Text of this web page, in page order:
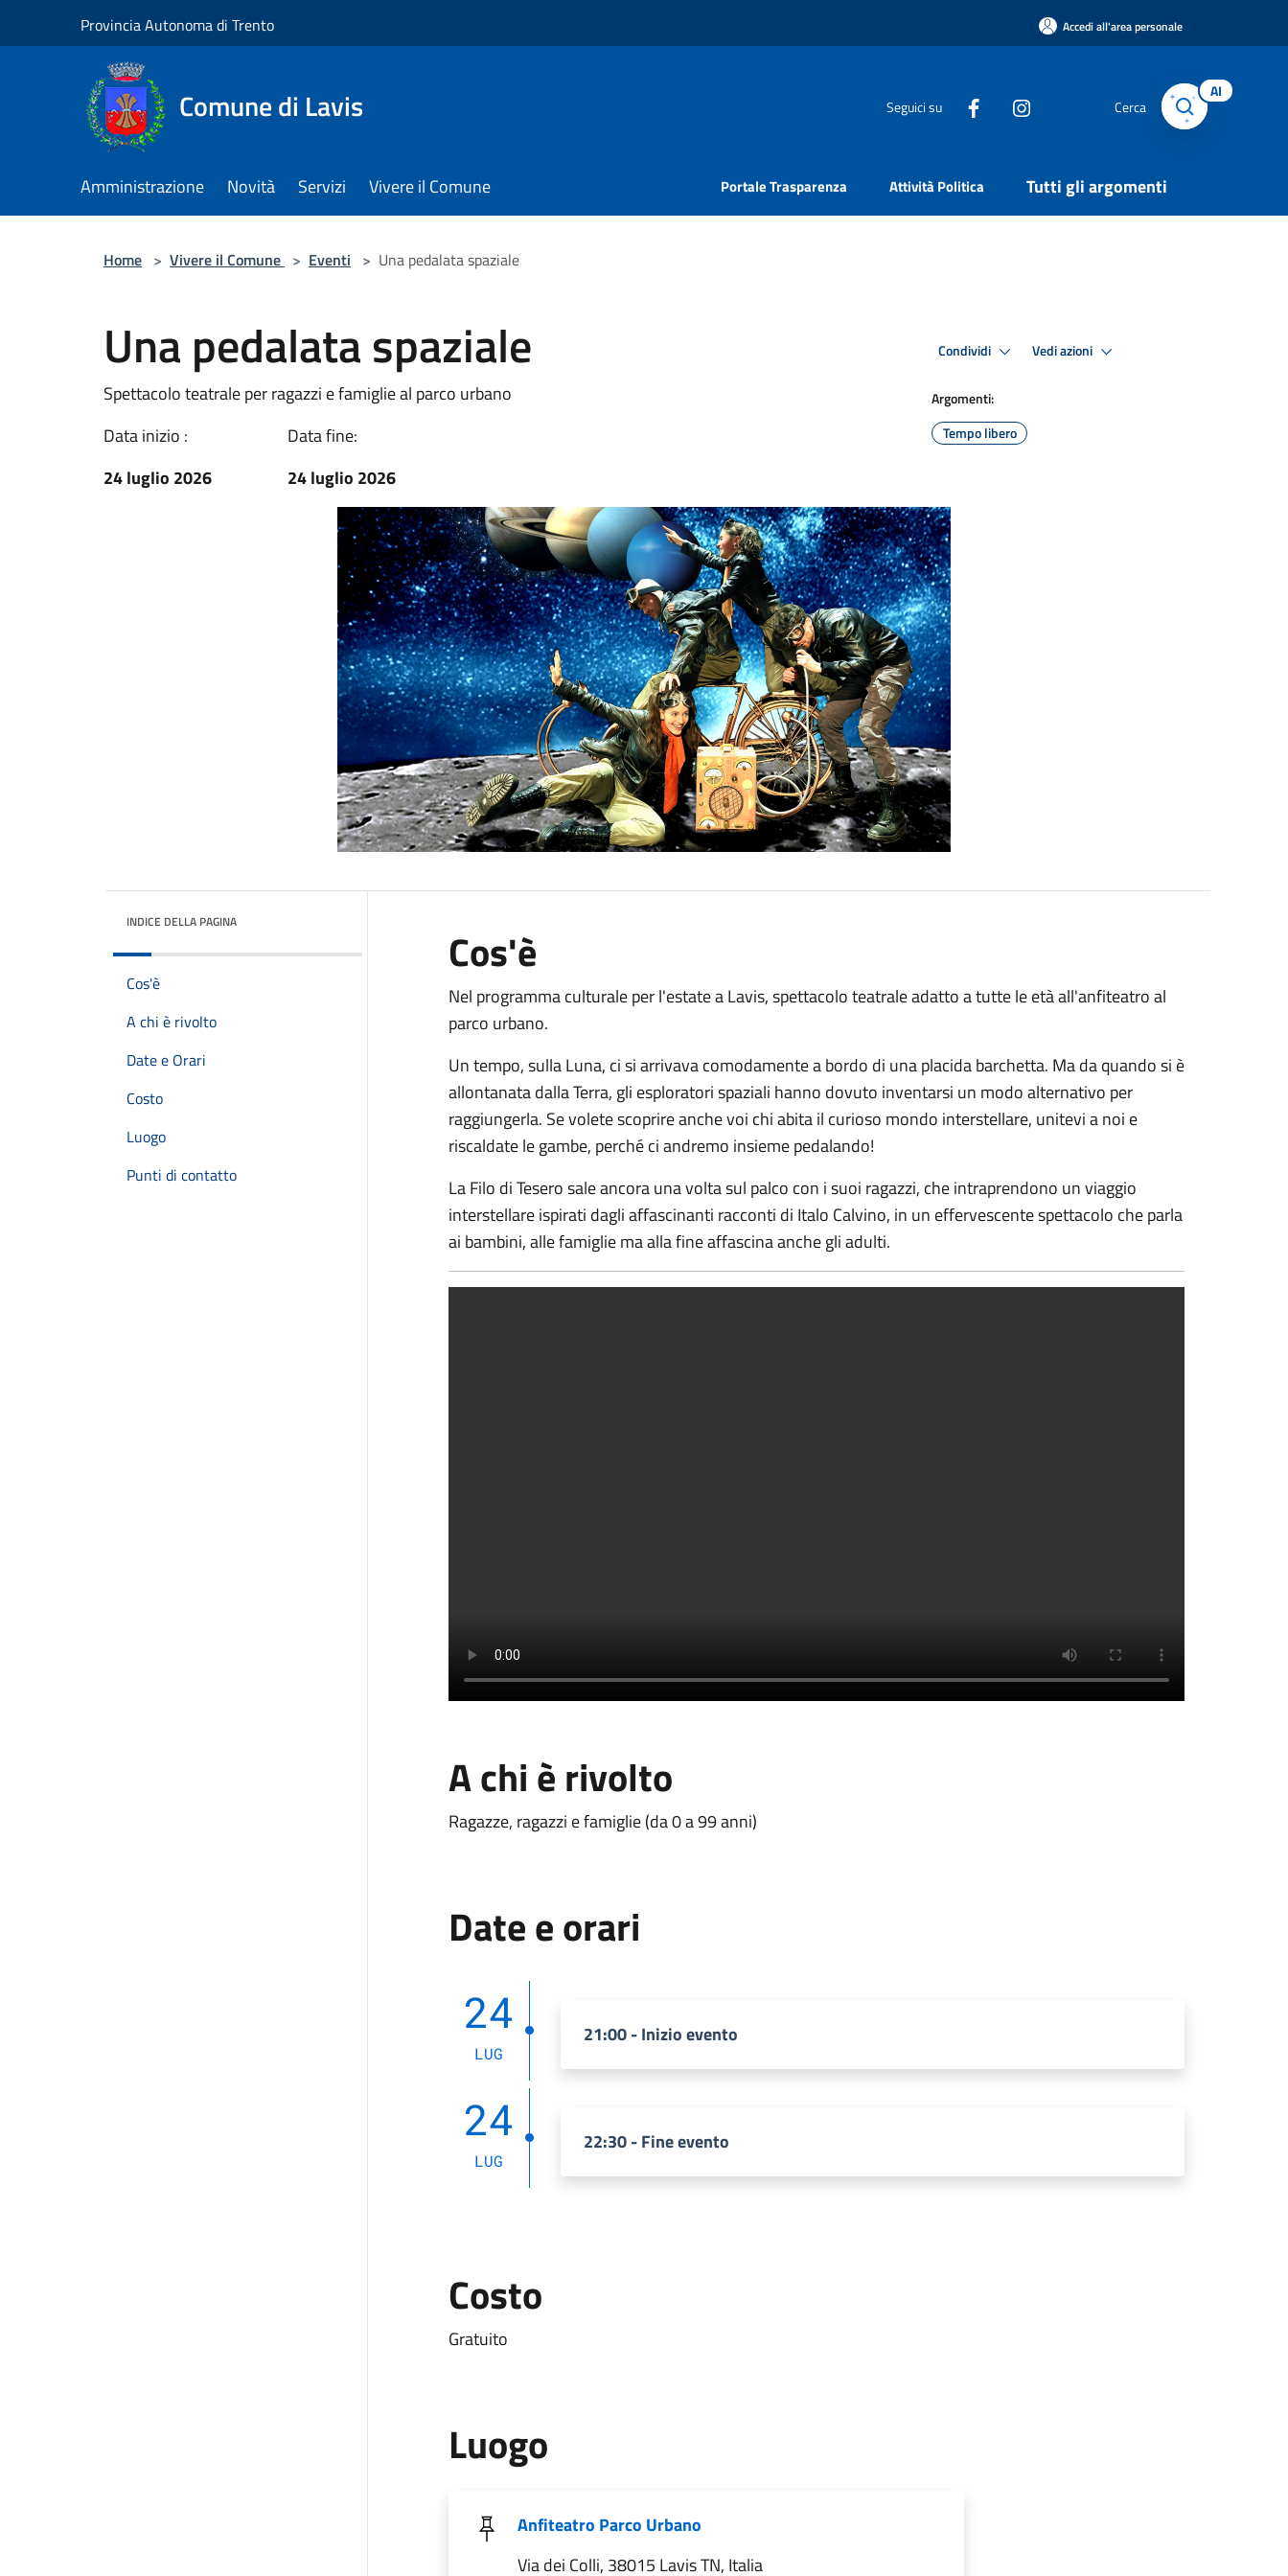
Provincia Autonoma di Trento Accedi all'area personale
Comune di Lavis Seguici su Cerca
AI
Amministrazione Novità Servizi Vivere il Comune Portale Trasparenza Attività Politica Tutti gli argomenti
Home > Vivere il Comune > Eventi > Una pedalata spaziale
Una pedalata spaziale
Spettacolo teatrale per ragazzi e famiglie al parco urbano
Data inizio :
24 luglio 2026
Data fine:
24 luglio 2026
Condividi Vedi azioni
Argomenti:
Tempo libero
INDICE DELLA PAGINA
Cos'è
A chi è rivolto
Date e Orari
Costo
Luogo
Punti di contatto
Cos'è
Nel programma culturale per l'estate a Lavis, spettacolo teatrale adatto a tutte le età all'anfiteatro al
parco urbano.
Un tempo, sulla Luna, ci si arrivava comodamente a bordo di una placida barchetta. Ma da quando si è
allontanata dalla Terra, gli esploratori spaziali hanno dovuto inventarsi un modo alternativo per
raggiungerla. Se volete scoprire anche voi chi abita il curioso mondo interstellare, unitevi a noi e
riscaldate le gambe, perché ci andremo insieme pedalando!
La Filo di Tesero sale ancora una volta sul palco con i suoi ragazzi, che intraprendono un viaggio
interstellare ispirati dagli affascinanti racconti di Italo Calvino, in un effervescente spettacolo che parla
ai bambini, alle famiglie ma alla fine affascina anche gli adulti.
A chi è rivolto
Ragazze, ragazzi e famiglie (da 0 a 99 anni)
Date e orari
24
LUG
21:00 - Inizio evento
24
LUG
22:30 - Fine evento
Costo
Gratuito
Luogo
Anfiteatro Parco Urbano
Via dei Colli, 38015 Lavis TN, Italia